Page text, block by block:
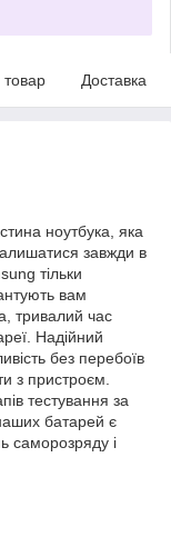
товар Доставка
ноутбука, яка
завжди в
тільки
вам
тривалий час
Надійний
без перебоїв
з пристроєм.
тестування за
батарей є
саморозряду і